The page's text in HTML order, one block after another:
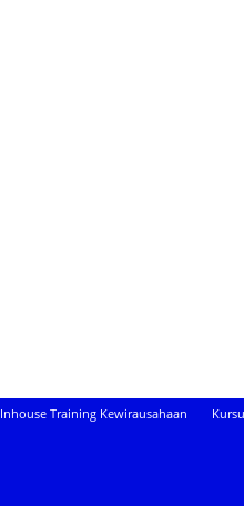
Inhouse Training Kewirausahaan